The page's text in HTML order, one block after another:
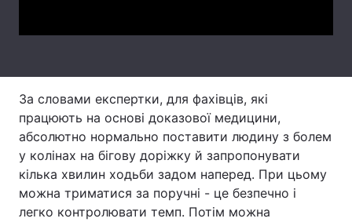
За словами експертки, для фахівців, які
працюють на основі доказової медицини,
абсолютно нормально поставити людину з болем
у колінах на бігову доріжку й запропонувати
кілька хвилин ходьби задом наперед. При цьому
можна триматися за поручні - це безпечно і
легко контролювати темп. Потім можна